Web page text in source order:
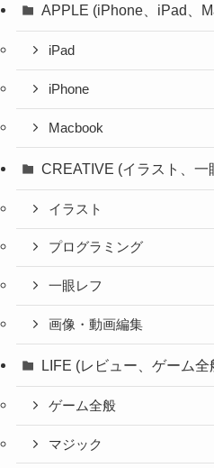
APPLE (iPhone、iPad、
iPad
iPhone
Macbook
CREATIVE (イラスト、
イラスト
プログラミング
一眼レフ
画像・動画編集
LIFE (レビュー、ゲーム全
ゲーム全般
マジック